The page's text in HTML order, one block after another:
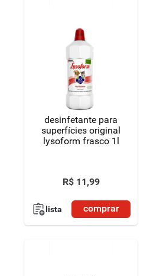
desinfetante para
superfícies original
lysoform frasco 1l
R$ 11,99
lista comprar